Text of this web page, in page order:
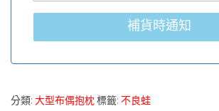
補貨時通知
分類: 大型布偶抱枕標籤: 不良蛙